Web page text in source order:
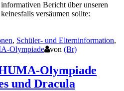
Bericht über unseren
versäumen sollte:
, Schüler- und Elterninformation,
Olympiade von (Br)
Olympiade
und Dracula